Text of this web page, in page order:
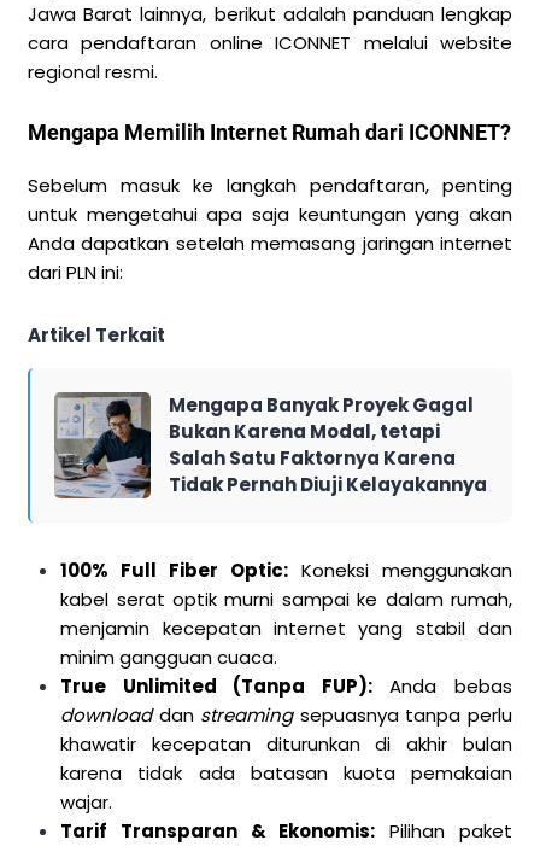
Jawa Barat lainnya, berikut adalah panduan lengkap
cara pendaftaran online ICONNET melalui website
regional resmi.
Mengapa Memilih Internet Rumah dari ICONNET?
Sebelum masuk ke langkah pendaftaran, penting
untuk mengetahui apa saja keuntungan yang akan
Anda dapatkan setelah memasang jaringan internet
dari PLN ini:
Artikel Terkait
Mengapa Banyak Proyek Gagal
Bukan Karena Modal, tetapi
Salah Satu Faktornya Karena
Tidak Pernah Diuji Kelayakannya
100% Full Fiber Optic: Koneksi menggunakan
kabel serat optik murni sampai ke dalam rumah,
menjamin kecepatan internet yang stabil dan
minim gangguan cuaca.
True Unlimited (Tanpa FUP):Anda bebas
downloaddan streamingsepuasnya tanpa perlu
khawatir kecepatan diturunkan di akhir bulan
karena tidak ada batasan kuota pemakaian
wajar.
Tarif Transparan & Ekonomis: Pilihan paket